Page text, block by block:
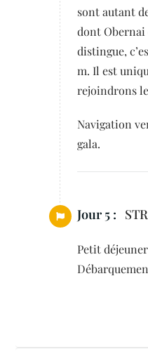
sont autant
dont Obernai
distingue,
m. Il est
rejoindrons
Navigation
gala.
Jour 5 :
Petit